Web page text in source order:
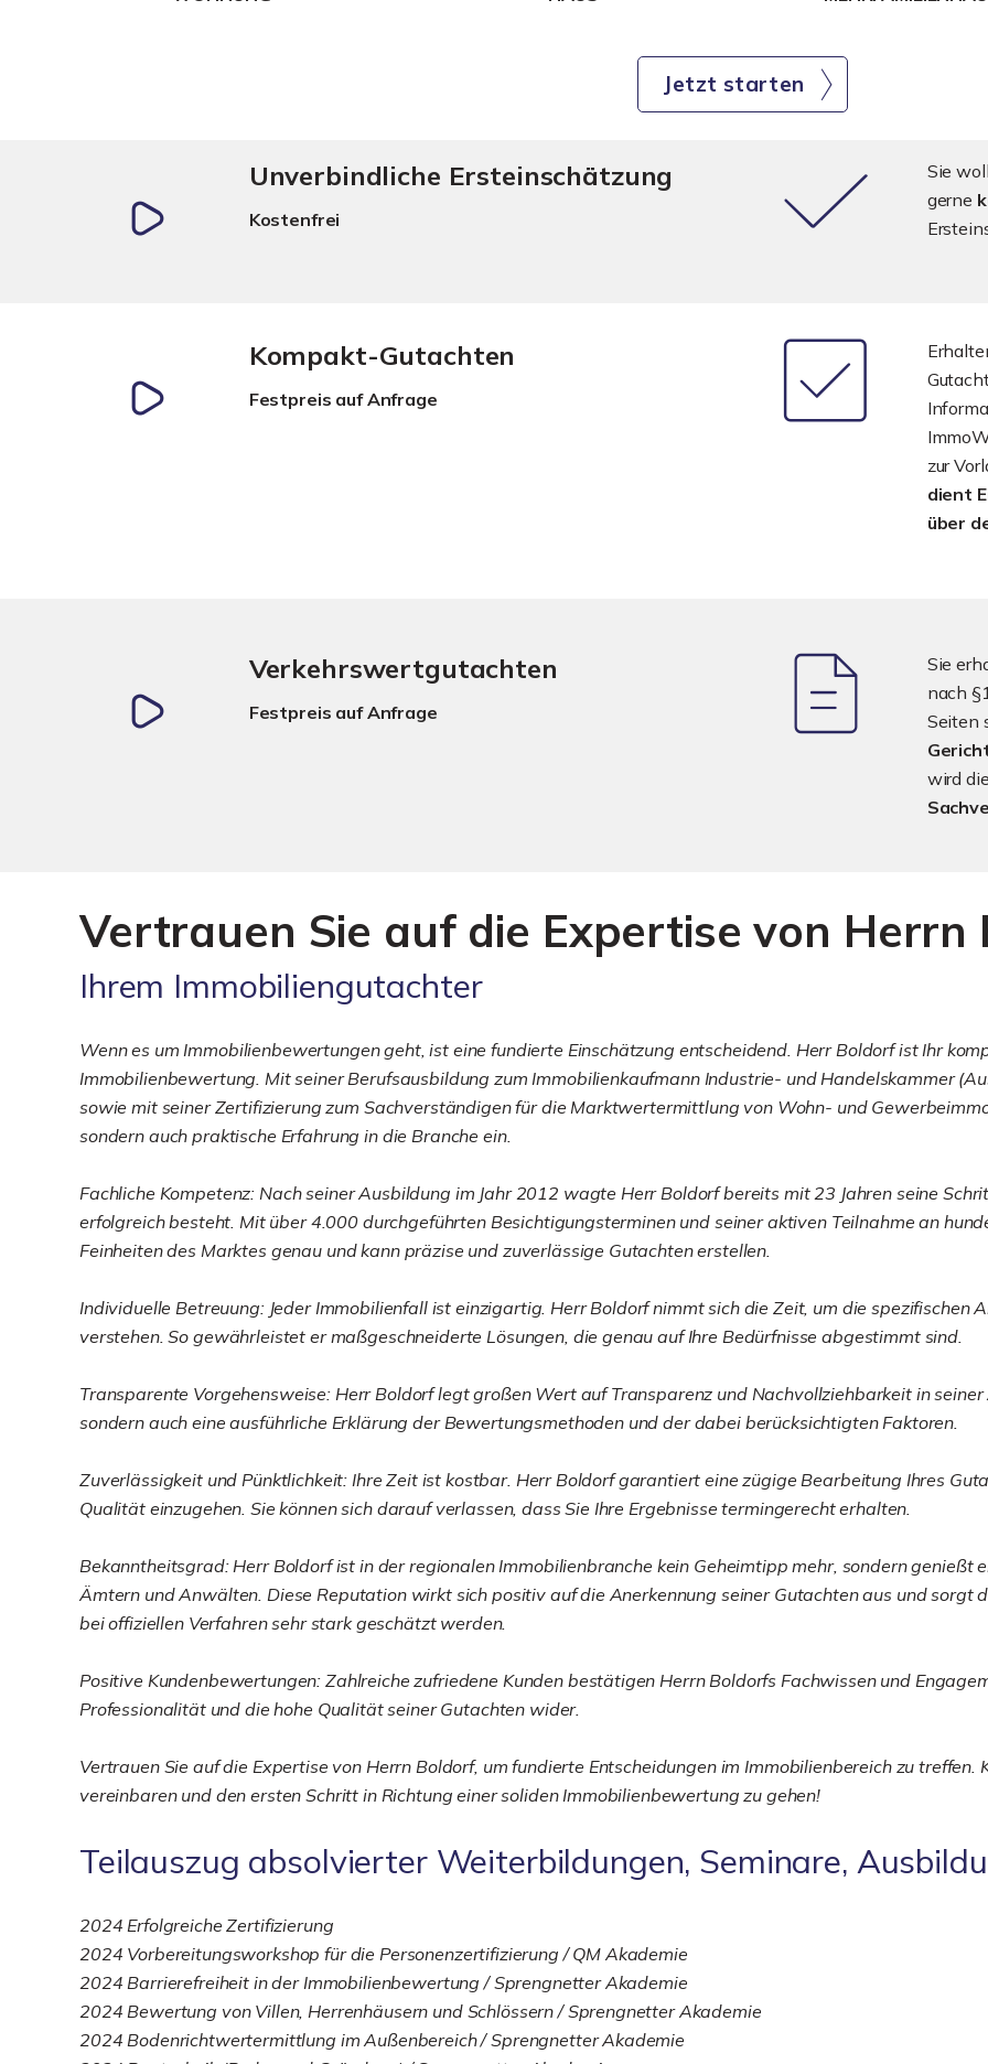
Jetzt starten
Unverbindliche Ersteinschätzung
Kostenfrei
Sie
gerne
Kompakt-Gutachten
Festpreis auf Anfrage
zur
dient
über
Verkehrswertgutachten
Festpreis auf Anfrage
Sie
nach
Seiten
wird
Vertrauen Sie auf die Expertise von Herrn
Ihrem Immobiliengutachter
Wenn es um Immobilienbewertungen geht, ist eine fundierte Einschätzung entscheidend. Herr Boldorf ist Ihr
Immobilienbewertung. Mit seiner Berufsausbildung zum Immobilienkaufmann Industrie- und Handelskammer
sowie mit seiner Zertifizierung zum Sachverständigen für die Marktwertermittlung von Wohn- und
sondern auch praktische Erfahrung in die Branche ein.
Fachliche Kompetenz: Nach seiner Ausbildung im Jahr 2012 wagte Herr Boldorf bereits mit 23 Jahren seine
erfolgreich besteht. Mit über 4.000 durchgeführten Besichtigungsterminen und seiner aktiven Teilnahme an
Feinheiten des Marktes genau und kann präzise und zuverlässige Gutachten erstellen.
Individuelle Betreuung: Jeder Immobilienfall ist einzigartig. Herr Boldorf nimmt sich die Zeit, um die spezifischen
verstehen. So gewährleistet er maßgeschneiderte Lösungen, die genau auf Ihre Bedürfnisse abgestimmt sind.
Transparente Vorgehensweise: Herr Boldorf legt großen Wert auf Transparenz und Nachvollziehbarkeit in
sondern auch eine ausführliche Erklärung der Bewertungsmethoden und der dabei berücksichtigten Faktoren.
Zuverlässigkeit und Pünktlichkeit: Ihre Zeit ist kostbar. Herr Boldorf garantiert eine zügige Bearbeitung Ihres
Qualität einzugehen. Sie können sich darauf verlassen, dass Sie Ihre Ergebnisse termingerecht erhalten.
Bekanntheitsgrad: Herr Boldorf ist in der regionalen Immobilienbranche kein Geheimtipp mehr, sondern genießt
Ämtern und Anwälten. Diese Reputation wirkt sich positiv auf die Anerkennung seiner Gutachten aus und sorgt
bei offiziellen Verfahren sehr stark geschätzt werden.
Positive Kundenbewertungen: Zahlreiche zufriedene Kunden bestätigen Herrn Boldorfs Fachwissen und
Professionalität und die hohe Qualität seiner Gutachten wider.
Vertrauen Sie auf die Expertise von Herrn Boldorf, um fundierte Entscheidungen im Immobilienbereich zu treffen.
vereinbaren und den ersten Schritt in Richtung einer soliden Immobilienbewertung zu gehen!
Teilauszug absolvierter Weiterbildungen, Seminare,
2024 Erfolgreiche Zertifizierung
2024 Vorbereitungsworkshop für die Personenzertifizierung / QM Akademie
2024 Barrierefreiheit in der Immobilienbewertung / Sprengnetter Akademie
2024 Bewertung von Villen, Herrenhäusern und Schlössern / Sprengnetter Akademie
2024 Bodenrichtwertermittlung im Außenbereich / Sprengnetter Akademie